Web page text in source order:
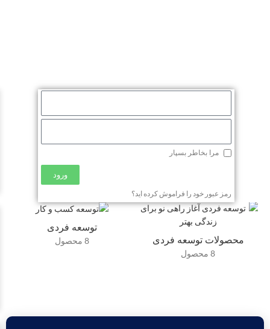
مرا بخاطر بسپار
ورود
رمز عبور خود را فراموش کرده اید؟
محصولات توسعه فردی
8 محصول
توسعه فردی
8 محصول